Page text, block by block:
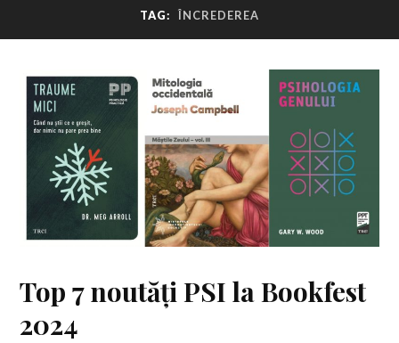
TAG: ÎNCREDEREA
Top 7 noutăți PSI la Bookfest
2024